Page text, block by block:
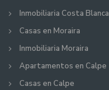
Inmobiliaria Costa Blanca
Casas en Moraira
Inmobiliaria Moraira
Apartamentos en Calpe
Casas en Calpe